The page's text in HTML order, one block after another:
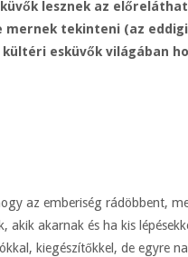
lesznek az
mernek tekinteni (az
esküvők világában
az emberiség rádöbbent,
akik akarnak és ha kis
kiegészítőkkel, de egyre